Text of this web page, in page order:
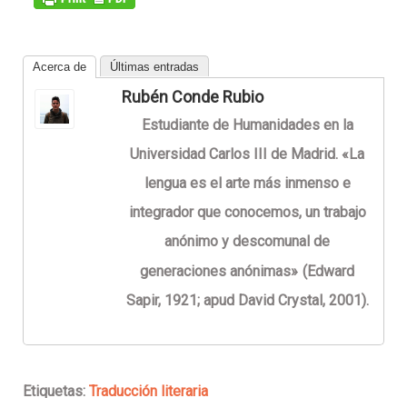
Acerca de Últimas entradas
Rubén Conde Rubio
Estudiante de Humanidades en la
Universidad Carlos III de Madrid. «La
lengua es el arte más inmenso e
integrador que conocemos, un trabajo
anónimo y descomunal de
generaciones anónimas» (Edward
Sapir, 1921; apud David Crystal, 2001).
Etiquetas: Traducción literaria